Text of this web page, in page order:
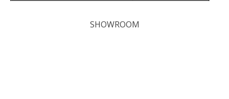
SHOWROOM